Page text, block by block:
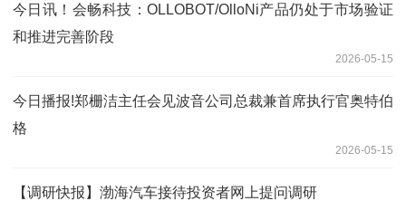
今日讯！会畅科技：OLLOBOT/OlloNi产品仍处于市场验证
和推进完善阶段
2026-05-15
今日播报!郑栅洁主任会见波音公司总裁兼首席执行官奥特伯
格
2026-05-15
【调研快报】渤海汽车接待投资者网上提问调研